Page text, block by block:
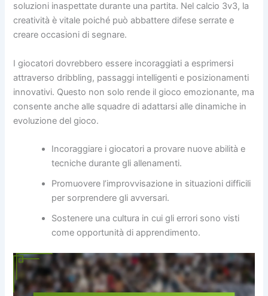
soluzioni inaspettate durante una partita. Nel calcio 3v3, la
creatività è vitale poiché può abbattere difese serrate e
creare occasioni di segnare.
I giocatori dovrebbero essere incoraggiati a esprimersi
attraverso dribbling, passaggi intelligenti e posizionamenti
innovativi. Questo non solo rende il gioco emozionante, ma
consente anche alle squadre di adattarsi alle dinamiche in
evoluzione del gioco.
Incoraggiare i giocatori a provare nuove abilità e
tecniche durante gli allenamenti.
Promuovere l’improvvisazione in situazioni difficili
per sorprendere gli avversari.
Sostenere una cultura in cui gli errori sono visti
come opportunità di apprendimento.